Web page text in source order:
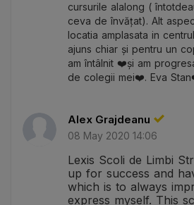
cursurile alalong (
ceva de învățat). Alt
locatia amplasata in
ajuns chiar și pentru un
am întâlnit ❤️și am
de colegii mei❤️. Eva
Alex Grajdeanu
08 May 2020 14:06
Lexis Scoli de Limbi
up for success and
which is to always
express myself. This